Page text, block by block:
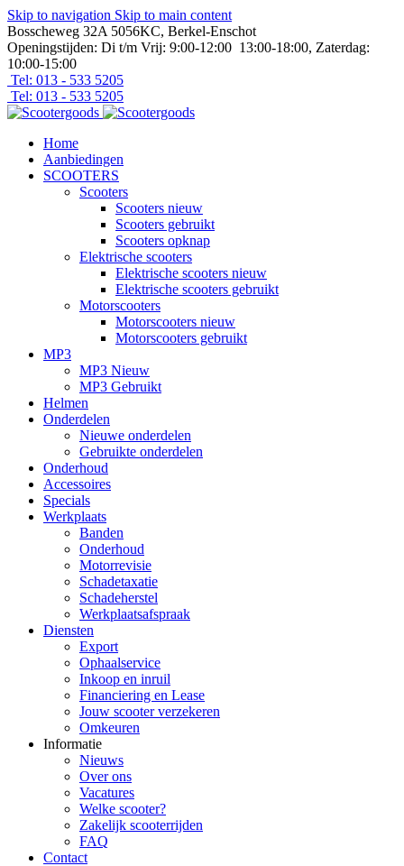
Skip to navigation Skip to main content
Bosscheweg 32A 5056KC, Berkel-Enschot
Openingstijden: Di t/m Vrij: 9:00-12:00 13:00-18:00, Zaterdag:
10:00-15:00
Tel: 013 - 533 5205
Tel: 013 - 533 5205
Home
Aanbiedingen
SCOOTERS
Scooters
Scooters nieuw
Scooters gebruikt
Scooters opknap
Elektrische scooters
Elektrische scooters nieuw
Elektrische scooters gebruikt
Motorscooters
Motorscooters nieuw
Motorscooters gebruikt
MP3
MP3 Nieuw
MP3 Gebruikt
Helmen
Onderdelen
Nieuwe onderdelen
Gebruikte onderdelen
Onderhoud
Accessoires
Specials
Werkplaats
Banden
Onderhoud
Motorrevisie
Schadetaxatie
Schadeherstel
Werkplaatsafspraak
Diensten
Export
Ophaalservice
Inkoop en inruil
Financiering en Lease
Jouw scooter verzekeren
Omkeuren
Informatie
Nieuws
Over ons
Vacatures
Welke scooter?
Zakelijk scooterrijden
FAQ
Contact